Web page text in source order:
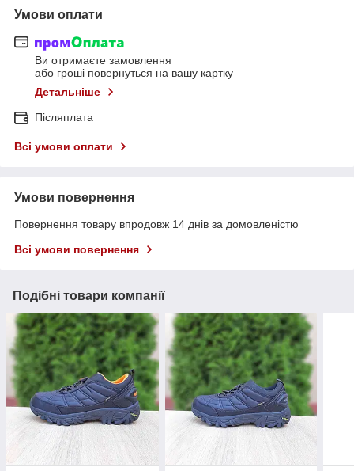
Умови оплати
Ви отримаєте замовлення
або гроші повернуться на вашу картку
Детальніше
Післяплата
Всі умови оплати
Умови повернення
Повернення товару впродовж 14 днів за домовленістю
Всі умови повернення
Подібні товари компанії